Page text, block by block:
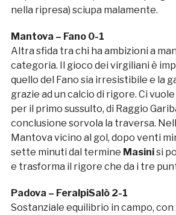
nella ripresa) sciupa malamente.
Mantova – Fano 0-1
Altra sfida tra chi ha ambizioni a
categoria. Il gioco dei virgiliani è
quello del Fano sia irresistibile e la
grazie ad un calcio di rigore. Ci vuole
per il primo sussulto, di Raggio
conclusione sorvola la traversa.
Mantova vicino al gol, dopo venti
sette minuti dal termine Masinisi
e trasforma il rigore che da i tre
Padova – FeralpiSalò 2-1
Sostanziale equilibrio in campo,